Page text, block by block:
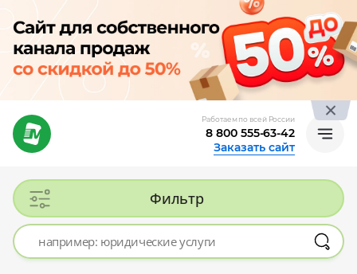
Работаем по всей России
8 800 555-63-42
Заказать сайт
Фильтр